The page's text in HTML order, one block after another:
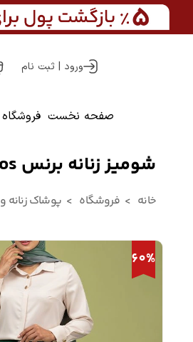
ورود | ثبت نام
صفحه نخست فروشگاه
شومیز زنانه برنس Bornos مدل مهناز کد 02638
خانه فروشگاه پوشاک زنانه
60%